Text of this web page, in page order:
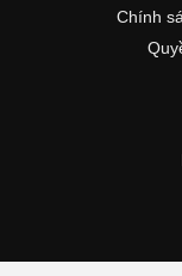
Chính